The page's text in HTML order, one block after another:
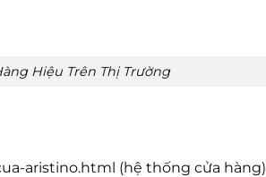
Hiệu Trên Thị Trường
aristino.html (hệ thống cửa hàng)